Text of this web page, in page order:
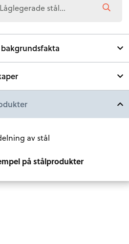
av stål
på stålprodukter